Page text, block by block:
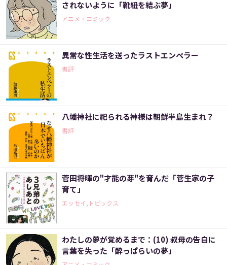
されないように「靴紐を結ぶ夢」
アニメ・コミック
異常な性生活を送ったラストエンペラー
書評
八幡神社に祀られる神様は朝鮮半島生まれ？
書評
菅田将暉の"才能の芽"を育んだ「菅生家の子
育て」
エッセイ,トピックス
わたしの夢が覚めるまで：(10) 叔母の告白に
言葉を失った「酔っぱらいの夢」